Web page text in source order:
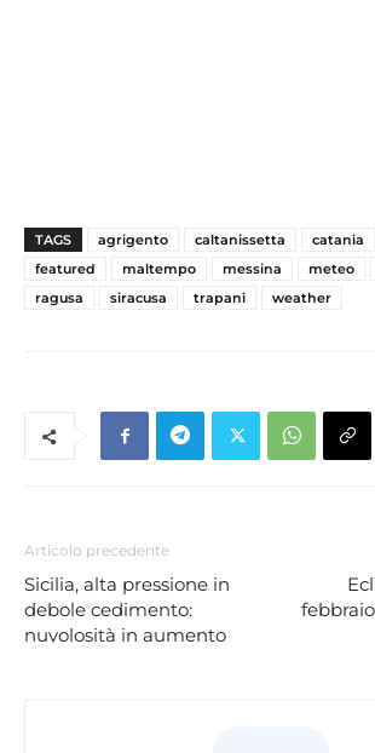
TAGS agrigento caltanissetta catania
featured
maltempo messina meteo
ragusa
siracusa trapani weather
Articolo precedente
Sicilia, alta pressione in
debole cedimento:
nuvolosità in aumento